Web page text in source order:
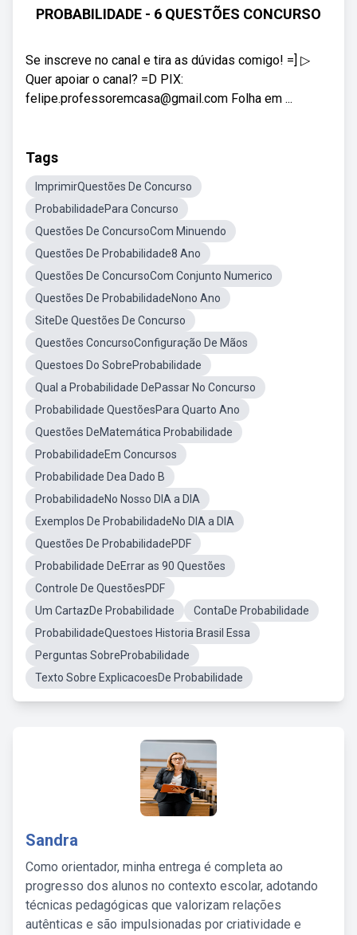
PROBABILIDADE - 6 QUESTÕES CONCURSO
Se inscreve no canal e tira as dúvidas comigo! =] ▷
Quer apoiar o canal? =D PIX:
felipe.professoremcasa@gmail.com Folha em ...
Tags
ImprimirQuestões De Concurso
ProbabilidadePara Concurso
Questões De ConcursoCom Minuendo
Questões De Probabilidade8 Ano
Questões De ConcursoCom Conjunto Numerico
Questões De ProbabilidadeNono Ano
SiteDe Questões De Concurso
Questões ConcursoConfiguração De Mãos
Questoes Do SobreProbabilidade
Qual a Probabilidade DePassar No Concurso
Probabilidade QuestõesPara Quarto Ano
Questões DeMatemática Probabilidade
ProbabilidadeEm Concursos
Probabilidade Dea Dado B
ProbabilidadeNo Nosso DIA a DIA
Exemplos De ProbabilidadeNo DIA a DIA
Questões De ProbabilidadePDF
Probabilidade DeErrar as 90 Questões
Controle De QuestõesPDF
Um CartazDe Probabilidade
ContaDe Probabilidade
ProbabilidadeQuestoes Historia Brasil Essa
Perguntas SobreProbabilidade
Texto Sobre ExplicacoesDe Probabilidade
Sandra
Como orientador, minha entrega é completa ao
progresso dos alunos no contexto escolar, adotando
técnicas pedagógicas que valorizam relações
autênticas e são impulsionadas por criatividade e